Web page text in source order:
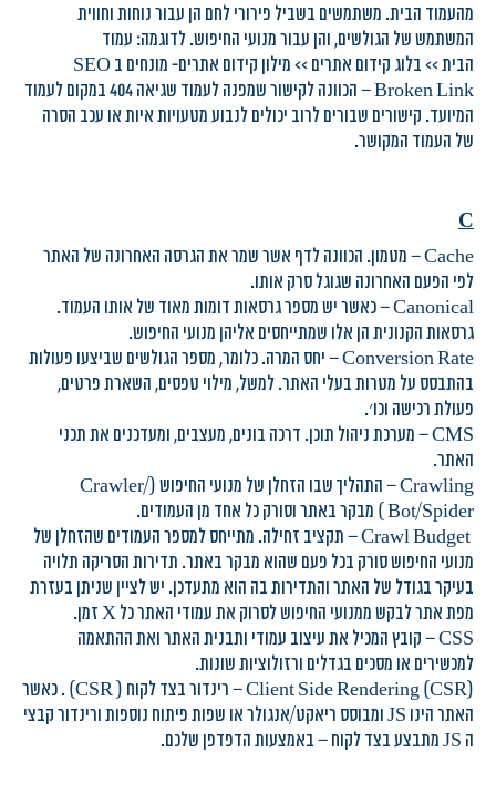
מהעמוד הבית. משתמשים בשביל פירורי לחם הן עבור נוחות וחווית
המשתמש של הגולשים, והן עבור מנועי החיפוש. לדוגמה: עמוד
הבית >> בלוג קידום אתרים >> מילון קידום אתרים- מונחים ב SEO
Broken Link – הכוונה לקישור שמפנה לעמוד שגיאה 404 במקום לעמוד
המיועד. קישורים שבורים לרוב יכולים לנבוע מטעויות איות או עכב הסרה
של העמוד המקושר.
C
Cache – מטמון. הכוונה לדף אשר שמר את הגרסה האחרונה של האתר
לפי הפעם האחרונה שגוגל סרק אותו.
Canonical – כאשר יש מספר גרסאות דומות מאוד של אותו העמוד.
גרסאות הקנונית הן אלו שמתייחסים אליהן מנועי החיפוש.
Conversion Rate – יחס המרה. כלומר, מספר הגולשים שביצעו פעולות
בהתבסס על מטרות בעלי האתר. למשל, מילוי טפסים, השארת פרטים,
פעולת רכישה וכו׳.
CMS – מערכת ניהול תוכן. דרכה בונים, מעצבים, ומעדכנים את תכני
האתר.
Crawling – התהליך שבו הזחלן של מנועי החיפוש (Crawler/
Bot/Spider ) מבקר באתר וסורק כל אחד מן העמודים.
­ Crawl Budget – תקציב זחילה. מתייחס למספר העמודים שהזחלן של
מנועי החיפוש סורק בכל פעם שהוא מבקר באתר. תדירות הסריקה תלויה
בעיקר בגודל של האתר והתדירות בה הוא מתעדכן. יש לציין שניתן בעזרת
מפת אתר לבקש ממנועי החיפוש לסרוק את עמודי האתר כל X זמן.
CSS – קובץ המכיל את עיצוב עמודי ותבנית האתר ואת ההתאמה
למכשירים או מסכים בגדלים ורזולוציות שונות.
(Client Side Rendering (CSR – רינדור בצד לקוח ( CSR) . כאשר
האתר הינו JS ומבוסס ריאקט/אנגולר או שפות פיתוח נוספות ורינדור קבצי
ה JS מתבצע בצד לקוח – באמצעות הדפדפן שלכם.